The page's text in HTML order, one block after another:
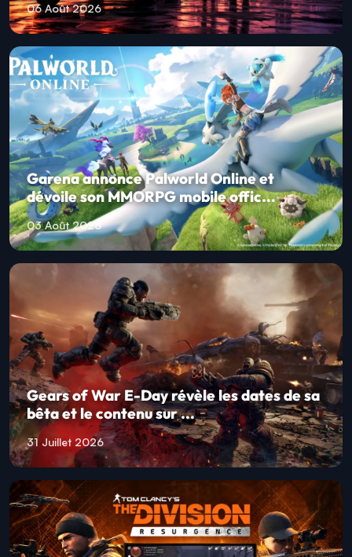
06 Août 2026
Garena annonce Palworld Online et
dévoile son MMORPG mobile offic...
03 Août 2026
Gears of War E-Day révèle les dates de sa
bêta et le contenu sur ...
31 Juillet 2026